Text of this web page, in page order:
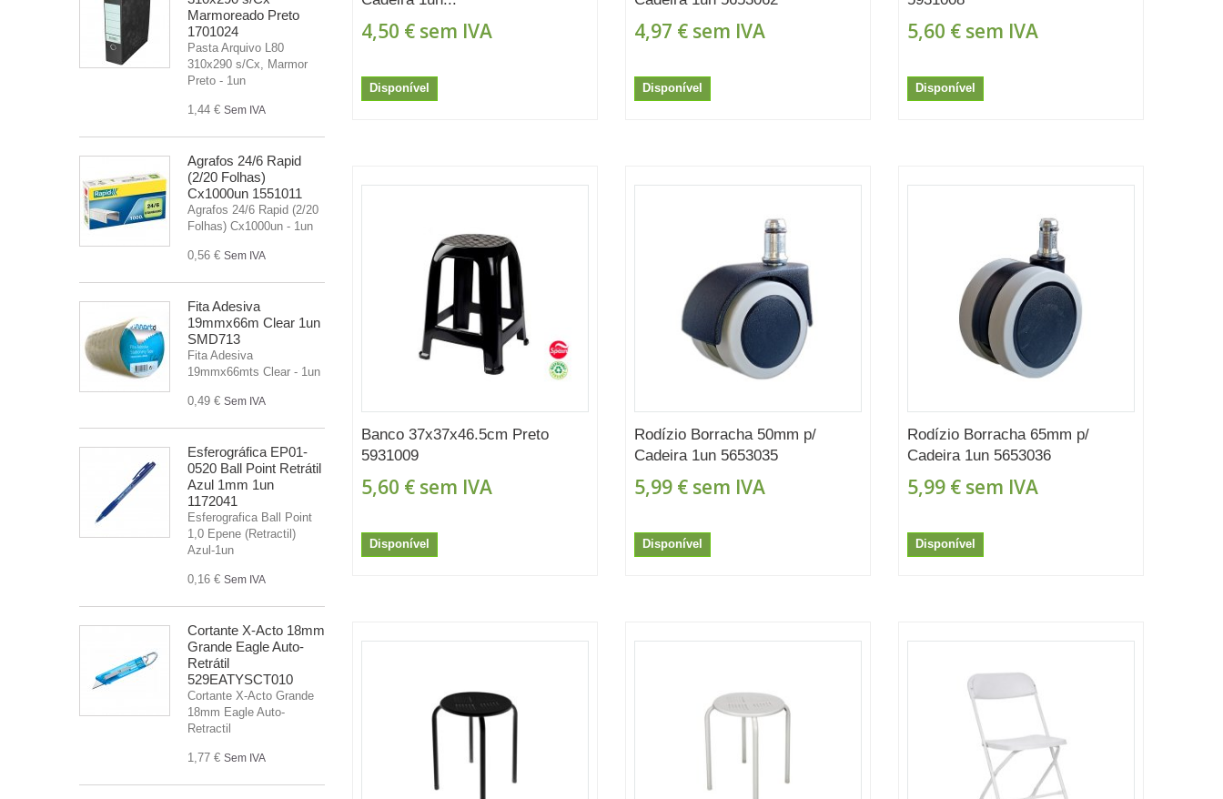
Marmoreado Preto
1701024
Pasta Arquivo L80
310x290 s/Cx, Marmor
Preto - 1un
1,44 € Sem IVA
Agrafos 24/6 Rapid
(2/20 Folhas)
Cx1000un 1551011
Agrafos 24/6 Rapid (2/20
Folhas) Cx1000un - 1un
0,56 € Sem IVA
Fita Adesiva
19mmx66m Clear 1un
SMD713
Fita Adesiva
19mmx66mts Clear - 1un
0,49 € Sem IVA
Esferográfica EP01-
0520 Ball Point Retrátil
Azul 1mm 1un
1172041
Esferografica Ball Point
1,0 Epene (Retractil)
Azul-1un
0,16 € Sem IVA
Cortante X-Acto 18mm
Grande Eagle Auto-
Retrátil
529EATYSCT010
Cortante X-Acto Grande
18mm Eagle Auto-
Retractil
1,77 € Sem IVA
4,50 € sem IVA
Disponível
4,97 €sem IVA
Disponível
5,60 €sem IVA
Disponível
Banco 37x37x46.5cm Preto
5931009
5,60 € sem IVA
Disponível
Rodízio Borracha 50mm p/
Cadeira 1un 5653035
5,99 €sem IVA
Disponível
Rodízio Borracha 65mm p/
Cadeira 1un 5653036
5,99 €sem IVA
Disponível